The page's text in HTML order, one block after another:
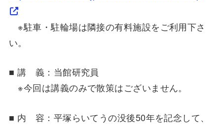
※駐車・駐輪場は隣接の有料施設をご利用下さ
い。
■ 講 義：当館研究員
※今回は講義のみで散策はございません。
■ 内 容：平塚らいてうの没後50年を記念して、